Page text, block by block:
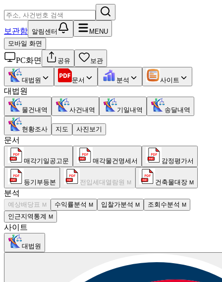
보관함 알림센터
MENU
모바일 화면
PC화면 공유 보관
대법원 문서 분석 사이트
대법원
물건내역 사건내역 기일내역 송달내역
현황조사 지도 사진보기
문서
매각기일공고문 매각물건명세서 감정평가서
등기부등본 전입세대열람원 M 건축물대장 M
분석
예상배당표 M 수익률분석 M 입찰가분석 M 조회수분석 M
인근지역통계 M
사이트
대법원